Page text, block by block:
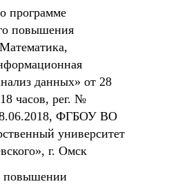
программе
повышения
данных» от 28
часов, рег. №
ФГБОУ ВО
университет
г. Омск
повышении